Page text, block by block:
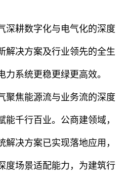
深耕数字化与电气化的深度
解决方案及行业领先的全生
系统更稳更绿更高效。
聚焦能源流与业务流的深度
千行百业。公商建领域，
决方案已实现落地应用，
度场景适配能力，为建筑行